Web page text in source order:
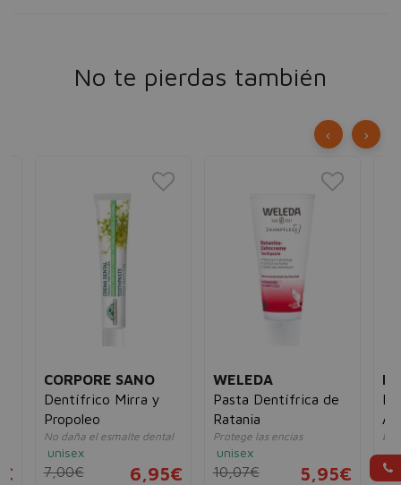
No te pierdas también
CORPORE SANO
Dentífrico Mirra y
Propoleo
No daña el esmalte dental
unisex
7,00€ 6,95€
WELEDA
Pasta Dentífrica de
Ratania
Protege las encías
unisex
10,07€ 5,95€
‹ ›